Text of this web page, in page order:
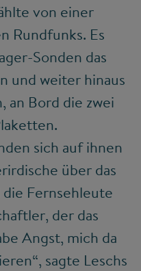
von einer
Rundfunks. Es
Sonden das
und weiter hinaus
an Bord die zwei
sich auf ihnen
über das
Fernsehleute
der das
Angst, mich da
sagte Leschs